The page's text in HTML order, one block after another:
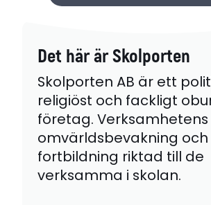
Det här är Skolporten
Skolporten AB är ett
religiöst och fackligt
företag.
omvärldsbevakning och
fortbildning riktad till de
verksamma i skolan.